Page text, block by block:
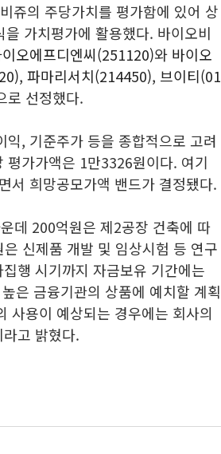
쥬의 주당가치를 평가함에 있어 상
가치평가에 활용했다. 바이오비
오에프디엔씨(251120)와 바이오
, 파마리서치(214450), 브이티(01
로 선정했다.
, 기준주가 등을 종합적으로 고려
가가액은 1만3326원이다. 여기
서 희망공모가액 밴드가 결정됐다.
데 200억원은 제2공장 건축에 따
신제품 개발 및 임상시험 등 연구
행 시기까지 자금보유 기간에는
은 금융기관의 상품에 예치할 계획
사용이 예상되는 경우에는 회사의
고 밝혔다.